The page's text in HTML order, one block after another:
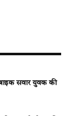
सवार युवक की